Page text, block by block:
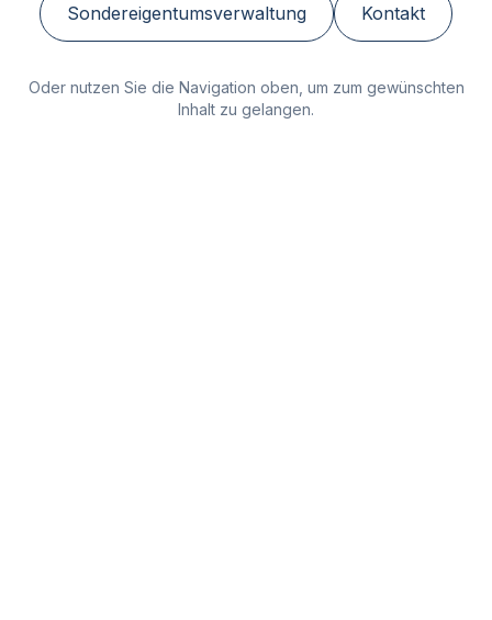
Sondereigentumsverwaltung Kontakt
Oder nutzen Sie die Navigation oben, um zum gewünschten
Inhalt zu gelangen.